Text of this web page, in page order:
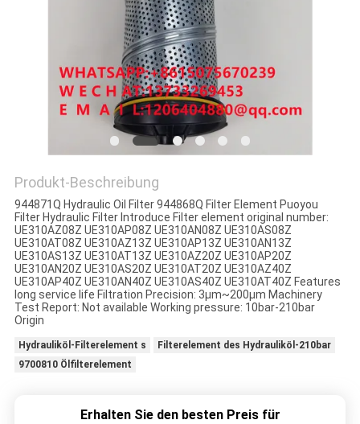
NACHRICHTEN
FÄLLE
SITEMAP
PRIVACY
POLICY
Produkt-Beschreibung
944871Q Hydraulic Oil Filter 944868Q Filter Element Puoyou
Filter Hydraulic Filter Introduce Filter element original number:
UE310AZ08Z UE310AP08Z UE310AN08Z UE310AS08Z
UE310AT08Z UE310AZ13Z UE310AP13Z UE310AN13Z
UE310AS13Z UE310AT13Z UE310AZ20Z UE310AP20Z
UE310AN20Z UE310AS20Z UE310AT20Z UE310AZ40Z
UE310AP40Z UE310AN40Z UE310AS40Z UE310AT40Z Features
long service life Filtration Precision: 3μm~200μm Machinery
Test Report: Not available Working pressure: 10bar-210bar
Origin
Hydrauliköl-Filterelement s
Filterelement des Hydrauliköl-210bar
9700810 Ölfilterelement
Erhalten Sie den besten Preis für